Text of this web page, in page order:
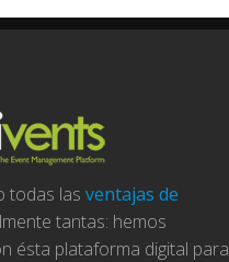
todas las ventajas de
tantas: hemos
ésta plataforma digital para